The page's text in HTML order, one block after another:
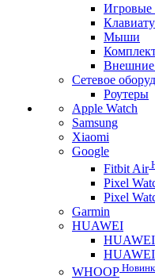
Игровые
Мыши
Внешние
Сетевое
Роутеры
Apple Watch
Samsung
Xiaomi
Google
Fitbit Air
Pixel
Pixel
Garmin
HUAWEI
HUAWEI
WHOOP